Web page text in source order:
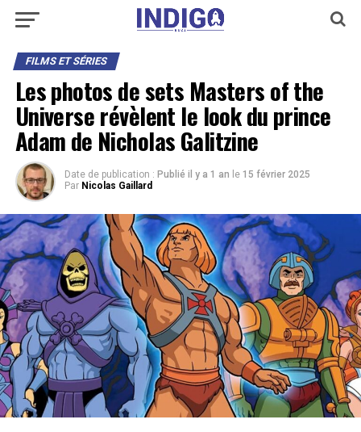
FILMS ET SÉRIES
Les photos de sets Masters of the
Universe révèlent le look du prince
Adam de Nicholas Galitzine
Date de publication : Publié il y a 1 an le 15 février 2025
Par Nicolas Gaillard